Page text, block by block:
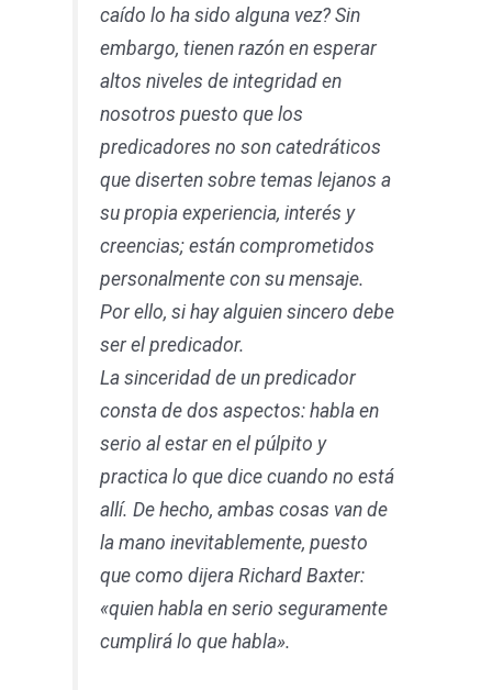
caído lo ha sido alguna vez? Sin
embargo, tienen razón en esperar
altos niveles de integridad en
nosotros puesto que los
predicadores no son catedráticos
que diserten sobre temas lejanos a
su propia experiencia, interés y
creencias; están comprometidos
personalmente con su mensaje.
Por ello, si hay alguien sincero debe
ser el predicador.
La sinceridad de un predicador
consta de dos aspectos: habla en
serio al estar en el púlpito y
practica lo que dice cuando no está
allí. De hecho, ambas cosas van de
la mano inevitablemente, puesto
que como dijera Richard Baxter:
«quien habla en serio seguramente
cumplirá lo que habla».